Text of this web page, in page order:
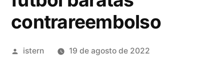
contrareembolso
Publicado
istern 19 de agosto de 2022